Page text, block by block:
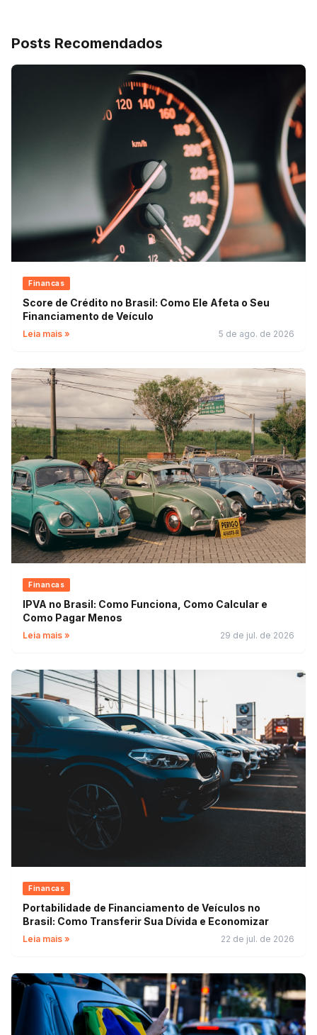
Posts Recomendados
Financas
Score de Crédito no Brasil: Como Ele Afeta o Seu
Financiamento de Veículo
Leia mais » 5 de ago. de 2026
Financas
IPVA no Brasil: Como Funciona, Como Calcular e
Como Pagar Menos
Leia mais » 29 de jul. de 2026
Financas
Portabilidade de Financiamento de Veículos no
Brasil: Como Transferir Sua Dívida e Economizar
Leia mais » 22 de jul. de 2026